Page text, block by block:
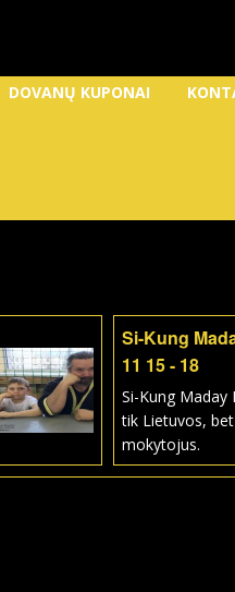
DOVANŲ KUPONAI
Si-Kung
11 15 - 18
Si-Kung
tik Lietuvos,
mokytojus.